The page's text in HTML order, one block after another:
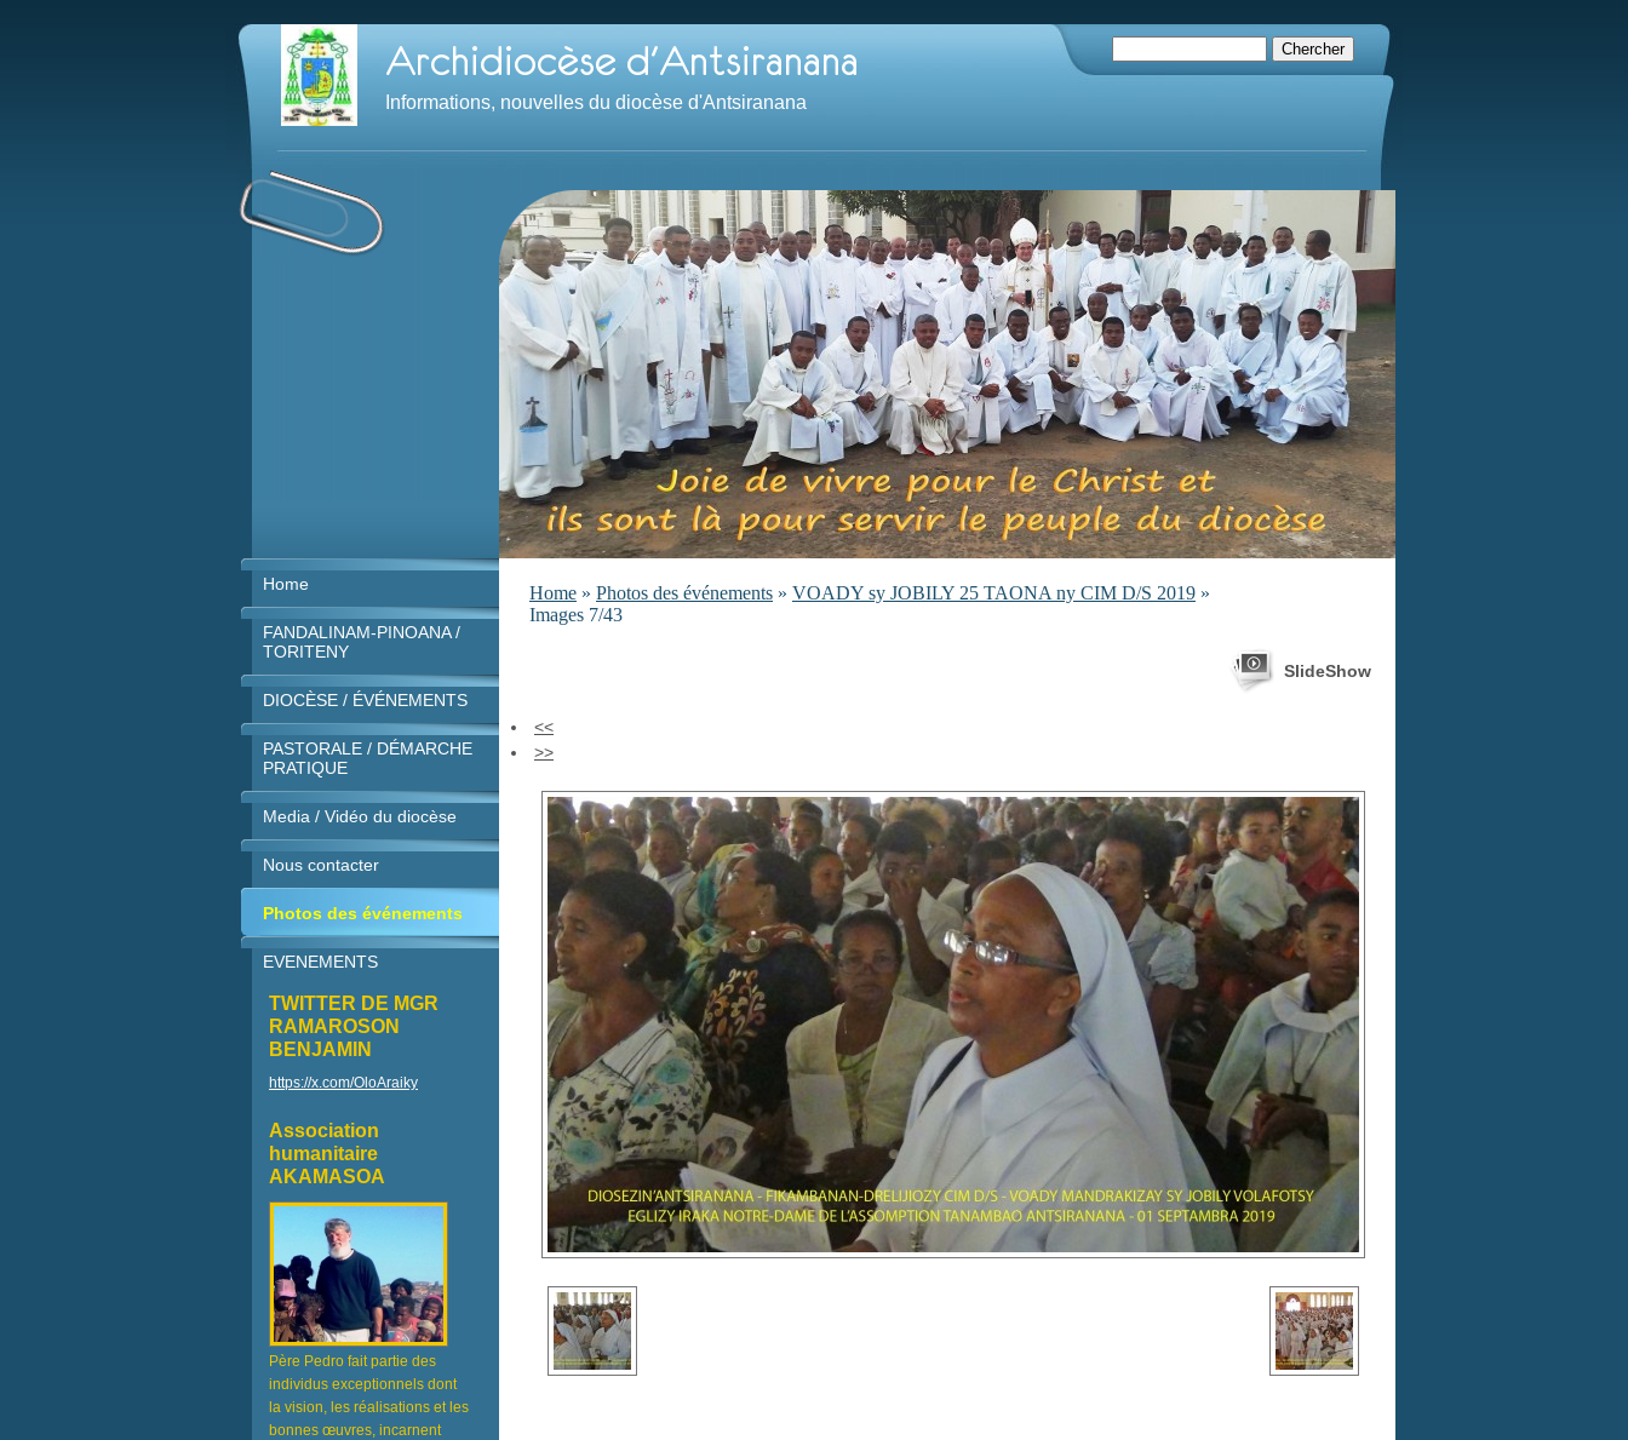
Informations, nouvelles du diocèse d'Antsiranana
Home » Photos des événements » VOADY sy JOBILY 25 TAONA ny CIM D/S 2019 »
Images 7/43
SlideShow
<<
>>
Home
FANDALINAM-PINOANA /
TORITENY
DIOCÈSE / ÉVÉNEMENTS
PASTORALE / DÉMARCHE
PRATIQUE
Media / Vidéo du diocèse
Nous contacter
Photos des événements
EVENEMENTS
TWITTER DE MGR
RAMAROSON
BENJAMIN
https://x.com/OloAraiky
Association
humanitaire
AKAMASOA
Père Pedro fait partie des
individus exceptionnels dont
la vision, les réalisations et les
bonnes œuvres, incarnent